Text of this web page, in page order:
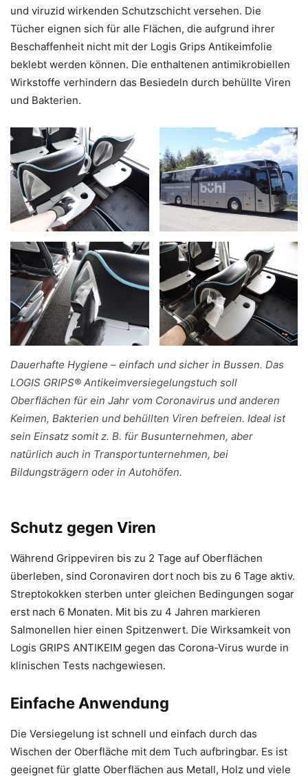
und viruzid wirkenden Schutzschicht versehen. Die
Tücher eignen sich für alle Flächen, die aufgrund ihrer
Beschaffenheit nicht mit der Logis Grips Antikeimfolie
beklebt werden können. Die enthaltenen antimikrobiellen
Wirkstoffe verhindern das Besiedeln durch behüllte Viren
und Bakterien.
Dauerhafte Hygiene – einfach und sicher in Bussen. Das
LOGIS GRIPS® Antikeimversiegelungstuch soll
Oberflächen für ein Jahr vom Coronavirus und anderen
Keimen, Bakterien und behüllten Viren befreien. Ideal ist
sein Einsatz somit z. B. für Busunternehmen, aber
natürlich auch in Transportunternehmen, bei
Bildungsträgern oder in Autohöfen.
Schutz gegen Viren
Während Grippeviren bis zu 2 Tage auf Oberflächen
überleben, sind Coronaviren dort noch bis zu 6 Tage aktiv.
Streptokokken sterben unter gleichen Bedingungen sogar
erst nach 6 Monaten. Mit bis zu 4 Jahren markieren
Salmonellen hier einen Spitzenwert. Die Wirksamkeit von
Logis GRIPS ANTIKEIM gegen das Corona-Virus wurde in
klinischen Tests nachgewiesen.
Einfache Anwendung
Die Versiegelung ist schnell und einfach durch das
Wischen der Oberfläche mit dem Tuch aufbringbar. Es ist
geeignet für glatte Oberflächen aus Metall, Holz und viele